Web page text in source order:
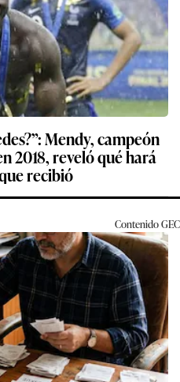
Mendy, campeón
2018, reveló qué hará
recibió
ContenidoGEC